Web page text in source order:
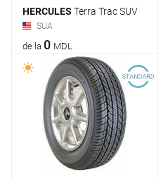
HERCULES Terra Trac SUV
SUA
de la 0 MDL